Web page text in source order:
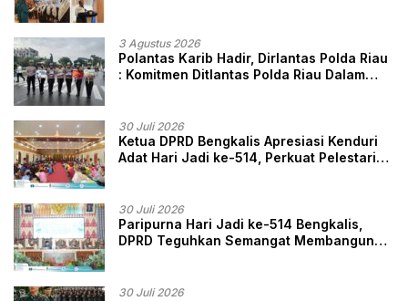
3 Agustus 2026
Polantas Karib Hadir, Dirlantas Polda Riau
: Komitmen Ditlantas Polda Riau Dalam
30 Juli 2026
Ketua DPRD Bengkalis Apresiasi Kenduri
Adat Hari Jadi ke-514, Perkuat Pelestarian
30 Juli 2026
Paripurna Hari Jadi ke-514 Bengkalis,
DPRD Teguhkan Semangat Membangun
30 Juli 2026